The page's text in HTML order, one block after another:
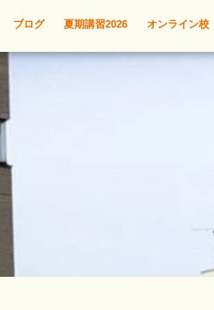
ブログ 夏期講習2026 オンライン校